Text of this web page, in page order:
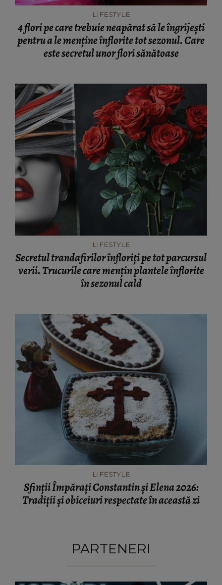
LIFESTYLE
4 flori pe care trebuie neapărat să le îngrijești
pentru a le menține înflorite tot sezonul. Care
este secretul unor flori sănătoase
LIFESTYLE
Secretul trandafirilor înfloriți pe tot parcursul
verii. Trucurile care mențin plantele înflorite
în sezonul cald
LIFESTYLE
Sfinții Împărați Constantin și Elena 2026:
Tradiții și obiceiuri respectate în această zi
PARTENERI